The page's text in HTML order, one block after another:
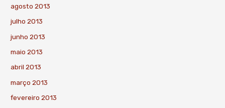
agosto 2013
julho 2013
junho 2013
maio 2013
abril 2013
março 2013
fevereiro 2013